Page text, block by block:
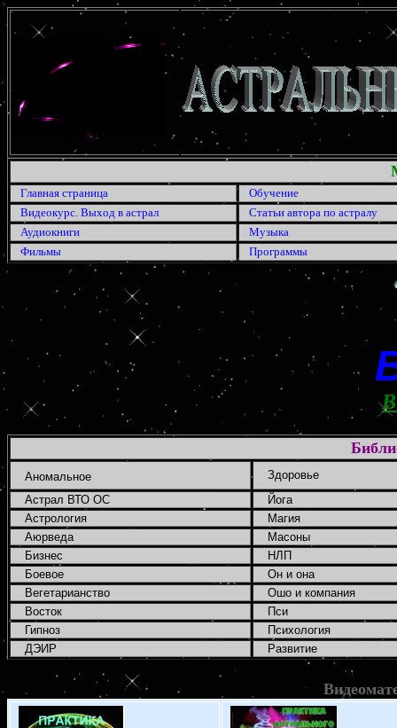
Главная страница
Обучение
Видеокурс. Выход в астрал
Статьи автора по астралу
Аудиокниги
Музыка
Фильмы
Программы
Аномальное
Здоровье
Астрал ВТО ОС
Йога
Астрология
Магия
Аюрведа
Масоны
Бизнес
НЛП
Боевое
Он и она
Вегетарианство
Ошо и компания
Восток
Пси
Гипноз
Психология
ДЭИР
Развитие